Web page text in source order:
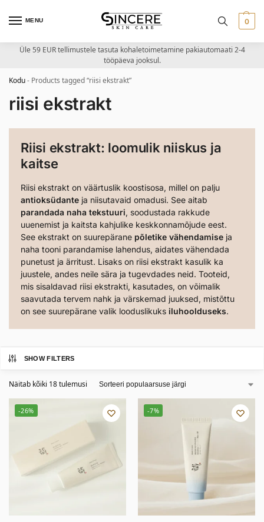
MENU 0
Üle 59 EUR tellimustele tasuta kohaletoimetamine pakiautomaati 2-4
tööpäeva jooksul.
Kodu- Products tagged “riisi ekstrakt”
riisi ekstrakt
Riisi ekstrakt: loomulik niiskus ja
kaitse
Riisi ekstrakt on väärtuslik koostisosa, millel on palju
antioksüdante ja niisutavaid omadusi. See aitab
parandada naha tekstuuri, soodustada rakkude
uuenemist ja kaitsta kahjulike keskkonnamõjude eest.
See ekstrakt on suurepärane põletike vähendamise ja
naha tooni parandamise lahendus, aidates vähendada
punetust ja ärritust. Lisaks on riisi ekstrakt kasulik ka
juustele, andes neile sära ja tugevdades neid. Tooteid,
mis sisaldavad riisi ekstrakti, kasutades, on võimalik
saavutada tervem nahk ja värskemad juuksed, mistõttu
on see suurepärane valik looduslikuks iluhoolduseks.
SHOW FILTERS
Näitab kõiki 18 tulemusi
-26% -7%